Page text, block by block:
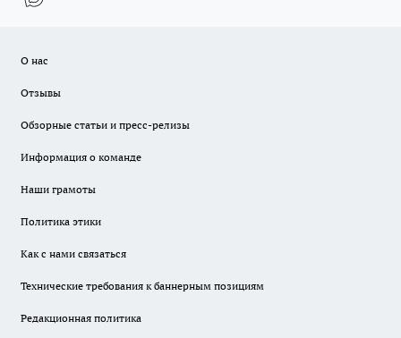
О нас
Отзывы
Обзорные статьи и пресс-релизы
Информация о команде
Наши грамоты
Политика этики
Как с нами связаться
Технические требования к баннерным позициям
Редакционная политика